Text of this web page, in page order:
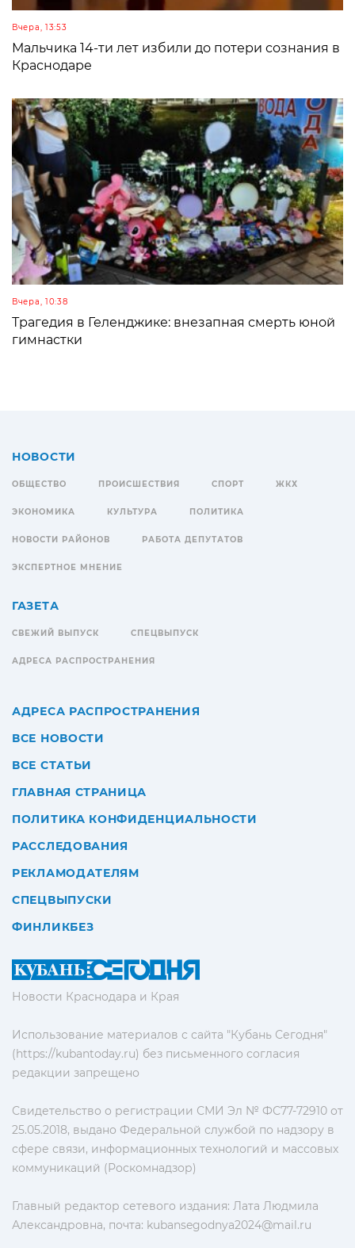
Вчера, 13:53
Мальчика 14-ти лет избили до потери сознания в
Краснодаре
Вчера, 10:38
Трагедия в Геленджике: внезапная смерть юной
гимнастки
Новости Краснодара и Края
Использование материалов с сайта "Кубань Сегодня"
(https://kubantoday.ru) без письменного согласия
редакции запрещено
Свидетельство о регистрации СМИ Эл № ФС77-72910 от
25.05.2018, выдано Федеральной службой по надзору в
сфере связи, информационных технологий и массовых
коммуникаций (Роскомнадзор)
Главный редактор сетевого издания: Лата Людмила
Александровна, почта: kubansegodnya2024@mail.ru
НОВОСТИ
ОБЩЕСТВО ПРОИСШЕСТВИЯ СПОРТ ЖКХ
ЭКОНОМИКА КУЛЬТУРА ПОЛИТИКА
НОВОСТИ РАЙОНОВ РАБОТА ДЕПУТАТОВ
ЭКСПЕРТНОЕ МНЕНИЕ
ГАЗЕТА
СВЕЖИЙ ВЫПУСК СПЕЦВЫПУСК
АДРЕСА РАСПРОСТРАНЕНИЯ
АДРЕСА РАСПРОСТРАНЕНИЯ
ВСЕ НОВОСТИ
ВСЕ СТАТЬИ
ГЛАВНАЯ СТРАНИЦА
ПОЛИТИКА КОНФИДЕНЦИАЛЬНОСТИ
РАССЛЕДОВАНИЯ
РЕКЛАМОДАТЕЛЯМ
СПЕЦВЫПУСКИ
ФИНЛИКБЕЗ